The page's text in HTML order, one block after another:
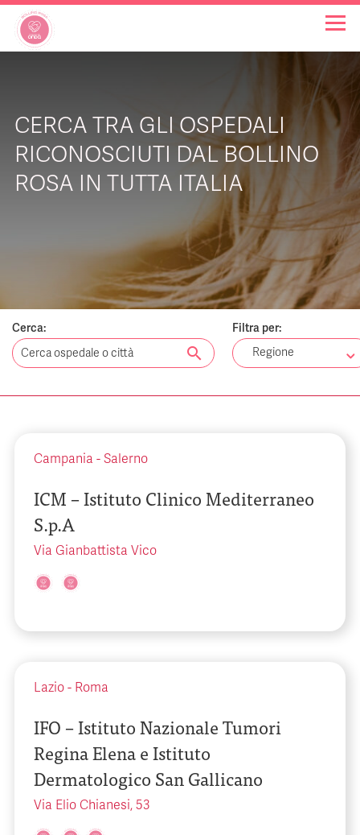
INIZIATIVE
NOTIZIE
CHI SIAMO
CERCA TRA GLI OSPEDALI
RICONOSCIUTI DAL BOLLINO
ROSA IN TUTTA ITALIA
Cerca:
search
Filtra per:
Regione
Campania - Salerno
ICM – Istituto Clinico Mediterraneo
S.p.A
Via Gianbattista Vico
Lazio - Roma
IFO – Istituto Nazionale Tumori
Regina Elena e Istituto
Dermatologico San Gallicano
Via Elio Chianesi, 53